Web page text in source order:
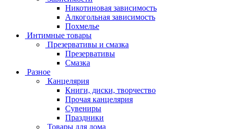
Никотиновая зависимость
Алкогольная зависимость
Похмелье
Интимные товары
Презервативы и смазка
Презервативы
Смазка
Разное
Канцелярия
Книги, диски, творчество
Прочая канцелярия
Сувениры
Праздники
Товары для дома